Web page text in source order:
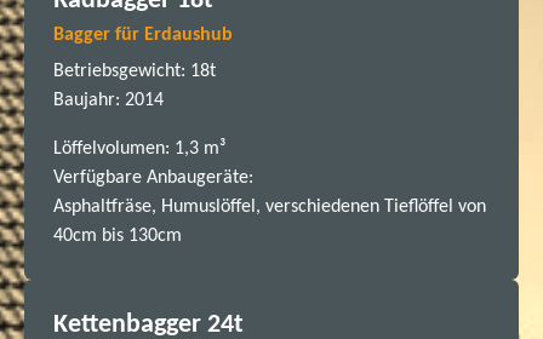
Bagger für Erdaushub
Betriebsgewicht: 18t
Baujahr: 2014
Löffelvolumen: 1,3 m³
Verfügbare Anbaugeräte:
Asphaltfräse, Humuslöffel, verschiedenen Tieflöffel von
40cm bis 130cm
Kettenbagger 24t